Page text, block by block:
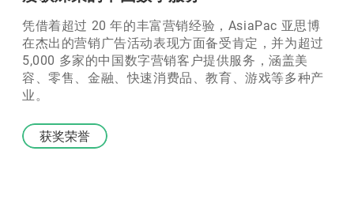
凭借着超过 20 年的丰富营销经验，AsiaPac 亚思博
在杰出的营销广告活动表现方面备受肯定，并为超过
5,000 多家的中国数字营销客户提供服务，涵盖美
容、零售、金融、快速消费品、教育、游戏等多种产
业。
获奖荣誉